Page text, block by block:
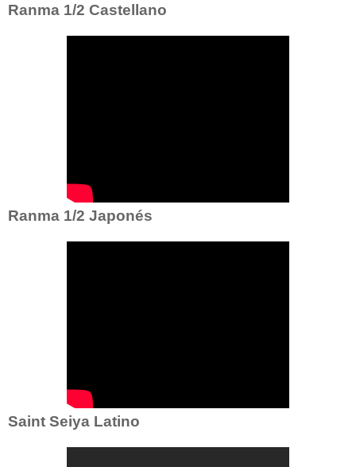
Ranma 1/2 Castellano
Ranma 1/2 Japonés
Saint Seiya Latino